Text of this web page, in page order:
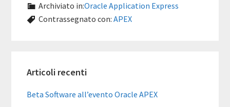
Archiviato in:Oracle Application Express
Contrassegnato con:APEX
laterale
primaria
Articoli recenti
Beta Software all’evento Oracle APEX